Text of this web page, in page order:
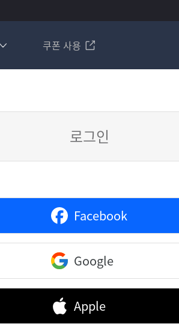
쿠폰 사용
로그인
Facebook
Google
Apple